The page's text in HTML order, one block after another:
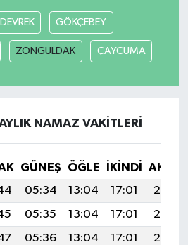
DEVREK GÖKÇEBEY
ZONGULDAK ÇAYCUMA
NAMAZ VAKITLERI
GÜNEŞ ÖĞLE İKINDI
05:34 13:04 17:01
20:25
05:35 13:04 17:01
20:24
05:36 13:04 17:01
20:23